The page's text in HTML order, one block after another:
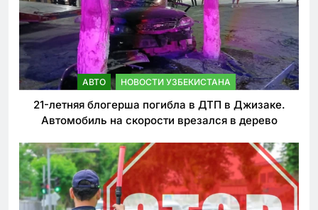
АВТО НОВОСТИ УЗБЕКИСТАНА
21-летняя блогерша погибла в ДТП в Джизаке.
Автомобиль на скорости врезался в дерево